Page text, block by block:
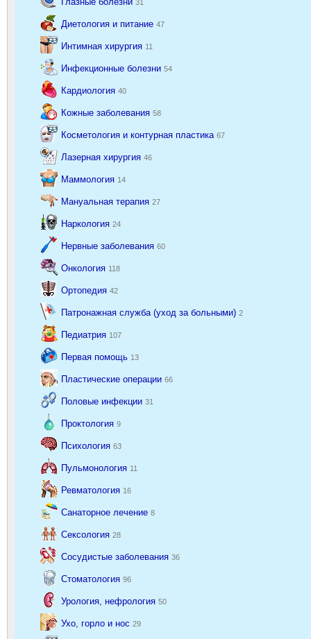
31
Диетология и питание 47
Интимная хирургия 11
Инфекционные болезни 54
Кардиология 40
Кожные заболевания 58
Косметология и контурная пластика 67
Лазерная хирургия 46
Маммология 14
Мануальная терапия 27
Наркология 24
Нервные заболевания 60
Онкология 118
Ортопедия 42
Патронажная служба (уход за больными) 2
Педиатрия 107
Первая помощь 13
Пластические операции 66
Половые инфекции 31
Проктология 9
Психология 63
Пульмонология 11
Ревматология 16
Санаторное лечение 8
Сексология 28
Сосудистые заболевания 36
Стоматология 96
Урология, нефрология 50
Ухо, горло и нос 29